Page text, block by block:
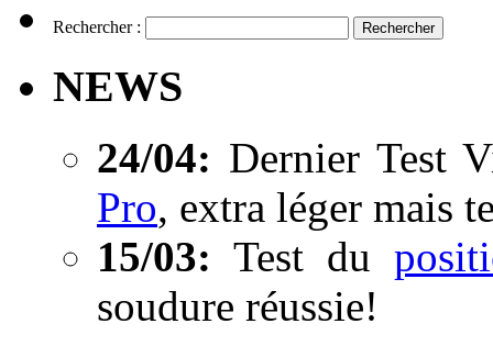
Rechercher :
NEWS
24/04: Dernier Test
Pro, extra léger mais
15/03: Test du
soudure réussie!